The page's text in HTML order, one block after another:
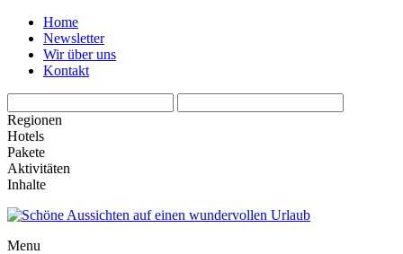
Home
Newsletter
Wir über uns
Kontakt
Regionen
Hotels
Pakete
Aktivitäten
Inhalte
Menu